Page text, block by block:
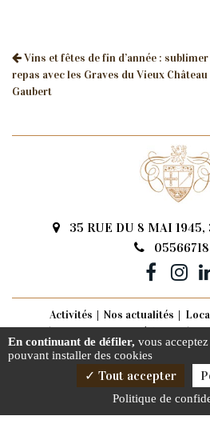
Vins et fêtes de fin d’année :
repas avec les Graves du Vieux Château
Gaubert
35 RUE DU 8 MAI 1945,
Activités Nos actualités
Château viticole La Brède
Vignoble
Mentions
Charte d’utilisation
Gestion des
2026
En continuant de défiler, vous
pouvant installer des cookies
Tout accepter
Politique de